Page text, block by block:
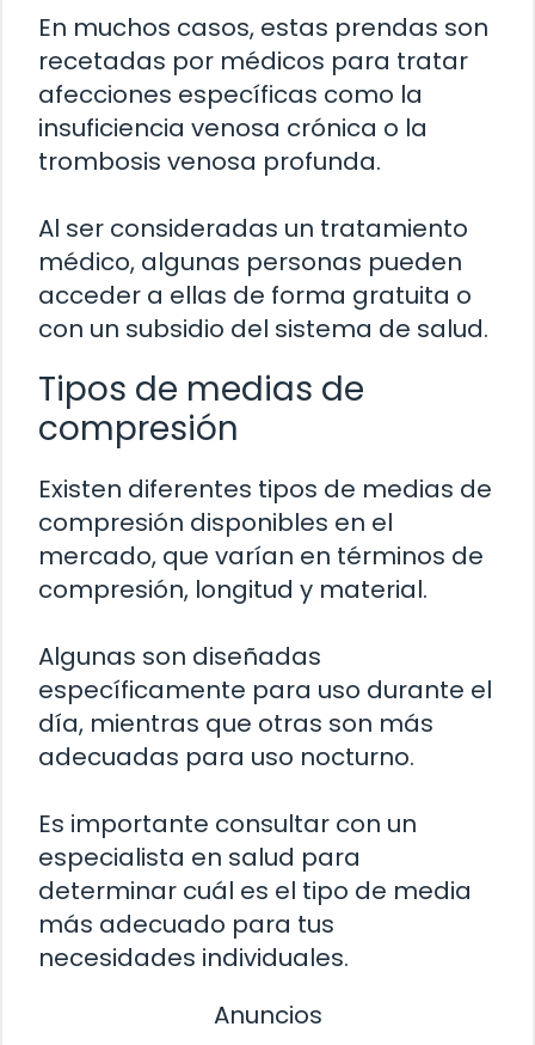
En muchos casos, estas prendas son
recetadas por médicos para tratar
afecciones específicas como la
insuficiencia venosa crónica o la
trombosis venosa profunda.
Al ser consideradas un tratamiento
médico, algunas personas pueden
acceder a ellas de forma gratuita o
con un subsidio del sistema de salud.
Tipos de medias de
compresión
Existen diferentes tipos de medias de
compresión disponibles en el
mercado, que varían en términos de
compresión, longitud y material.
Algunas son diseñadas
específicamente para uso durante el
día, mientras que otras son más
adecuadas para uso nocturno.
Es importante consultar con un
especialista en salud para
determinar cuál es el tipo de media
más adecuado para tus
necesidades individuales.
Anuncios